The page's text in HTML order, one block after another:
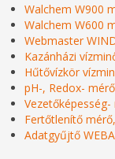
Walchem W900
Walchem W600
Webmaster
Kazánházi
Hűtővízkör
pH-, Redox-
Fertőtlenítő
Adatgyűjtő